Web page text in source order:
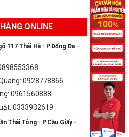
ONLINE
117 Thái Hà - P.Đống Đa -
0928778866
0961560888
0333932619
Thái Tông - P.Cầu Giấy -